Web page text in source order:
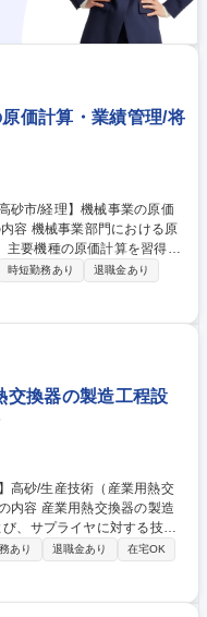
価計算・業績管理/将
主要機種の原価計算を習得し
ロジェクトなど経理業務の改
む経理業務改善。入社1か
業績予想の進捗管理もお任
推進し、業績管理に重きを置
・事業再編の対応、海外
的で幅広い経験を積むこと
時短勤務あり
退職金あり
交換器の製造工程設
、サプライヤに対する技術
の間に立ち、神戸製鋼とし
サプラ
き、具体的な改善提案の実
プライヤの現場に入り、策
あり 退職金あり
在宅OK